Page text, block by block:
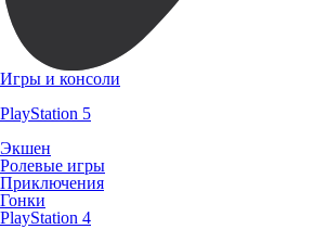
Игры и консоли
PlayStation 5
Экшен
Ролевые игры
Приключения
Гонки
PlayStation 4